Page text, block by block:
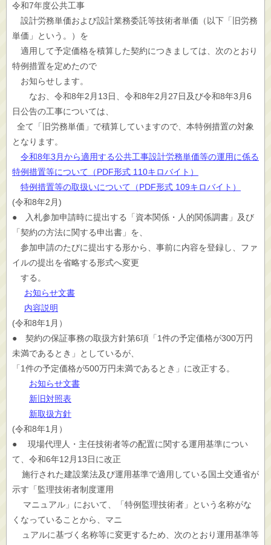
令和7年度公共工事
設計労務単価および設計業務委託等技術者単価（以下「旧労務
単価」という。）を
適用して予定価格を積算した契約につきましては、次のとおり
特例措置を定めたので
お知らせします。
なお、令和8年2月13日、令和8年2月27日及び令和8年3月6
日公告の工事については、
全て「旧労務単価」で積算していますので、本特例措置の対象
となります。
令和8年3月から適用する公共工事設計労務単価等の運用に係る
特例措置等について（PDF形式 110キロバイト）
特例措置等の取扱いについて（PDF形式 109キロバイト）
(令和8年2月)
● 入札参加申請時に提出する「資本関係・人的関係調書」及び
「契約の方法に関する申出書」を、
参加申請のたびに提出する形から、事前に内容を登録し、ファ
イルの提出を省略する形式へ変更
する。
お知らせ文書
内容説明
(令和8年1月）
● 契約の保証事務の取扱方針第6項「1件の予定価格が300万円
未満であるとき」としているが、
「1件の予定価格が500万円未満であるとき」に改正する。
お知らせ文書
新旧対照表
新取扱方針
(令和8年1月）
● 現場代理人・主任技術者等の配置に関する運用基準につい
て、令和6年12月13日に改正
施行された建設業法及び運用基準で適用している国土交通省が
示す「監理技術者制度運用
マニュアル」において、「特例監理技術者」という名称がな
くなっていることから、マニ
ュアルに基づく名称等に変更するため、次のとおり運用基準等